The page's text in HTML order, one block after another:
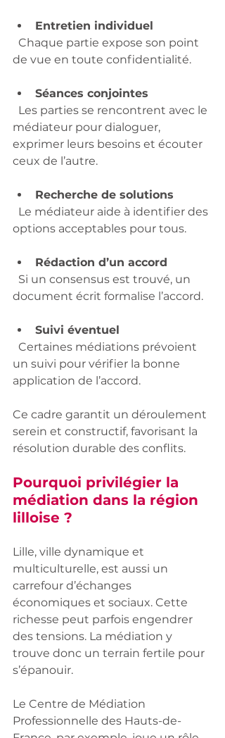
Entretien individuel
de vue en toute confidentialité.
Séances conjointes
médiateur pour dialoguer,
exprimer leurs besoins et écouter
ceux de l’autre.
Recherche de solutions
options acceptables pour tous.
Rédaction d’un accord
document écrit formalise l’accord.
Suivi éventuel
un suivi pour vérifier la bonne
application de l’accord.
Ce cadre garantit un déroulement
serein et constructif, favorisant la
résolution durable des conflits.
Pourquoi privilégier la
médiation dans la région
lilloise ?
Lille, ville dynamique et
multiculturelle, est aussi un
carrefour d’échanges
économiques et sociaux. Cette
richesse peut parfois engendrer
des tensions. La médiation y
trouve donc un terrain fertile pour
s’épanouir.
Le Centre de Médiation
Professionnelle des Hauts-de-